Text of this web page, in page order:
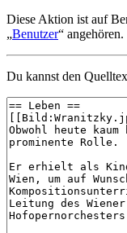
Diese Aktion ist auf
„Benutzer“ angehören.
Du kannst den